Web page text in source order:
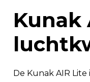
Toebehoren
Kunak
De Kunak AIR